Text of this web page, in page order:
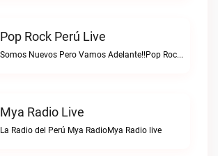
Pop Rock Perú Live
Somos Nuevos Pero Vamos Adelante!!Pop Rock Perú live
Mya Radio Live
La Radio del Perú Mya RadioMya Radio live